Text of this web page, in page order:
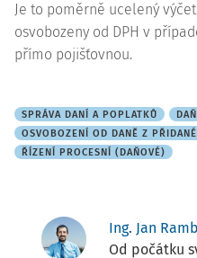
Je to poměrně ucelený
osvobozeny od DPH v
přímo pojišťovnou.
SPRÁVA DANÍ A POPLATKŮ
OSVOBOZENÍ OD DANĚ Z
ŘÍZENÍ PROCESNÍ (DAŇOVÉ)
Ing. Jan
Od počátku